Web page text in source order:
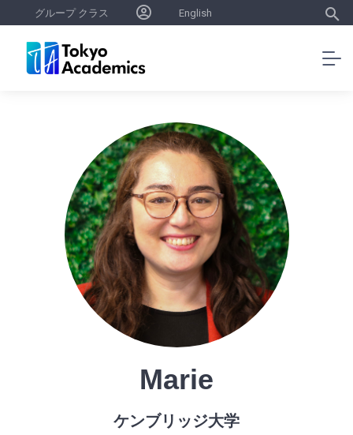
グループ クラス English
Marie
ケンブリッジ大学